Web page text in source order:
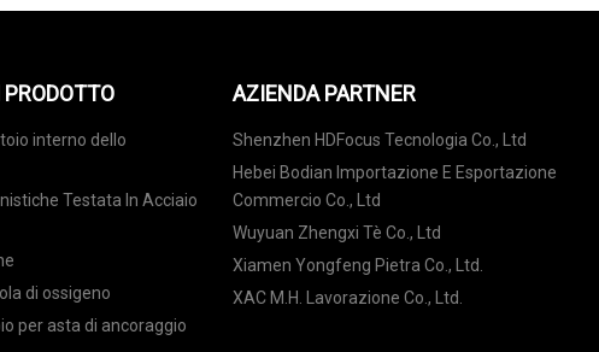
interno dello
Testata In Acciaio
di ossigeno
per asta di ancoraggio
AZIENDA PARTNER
Shenzhen HDFocus Tecnologia Co., Ltd
Hebei Bodian Importazione E Esportazione
Commercio Co., Ltd
Wuyuan Zhengxi Tè Co., Ltd
Xiamen Yongfeng Pietra Co., Ltd.
XAC M.H. Lavorazione Co., Ltd.